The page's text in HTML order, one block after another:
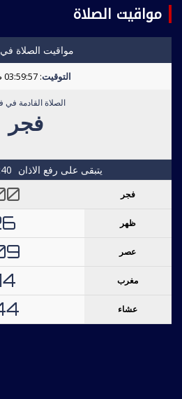
مواقيت الصلاة